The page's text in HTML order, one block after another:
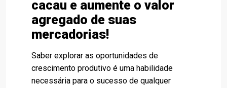
cacau e aumente o valor
agregado de suas
mercadorias!
Saber explorar as oportunidades de
crescimento produtivo é uma habilidade
necessária para o sucesso de qualquer